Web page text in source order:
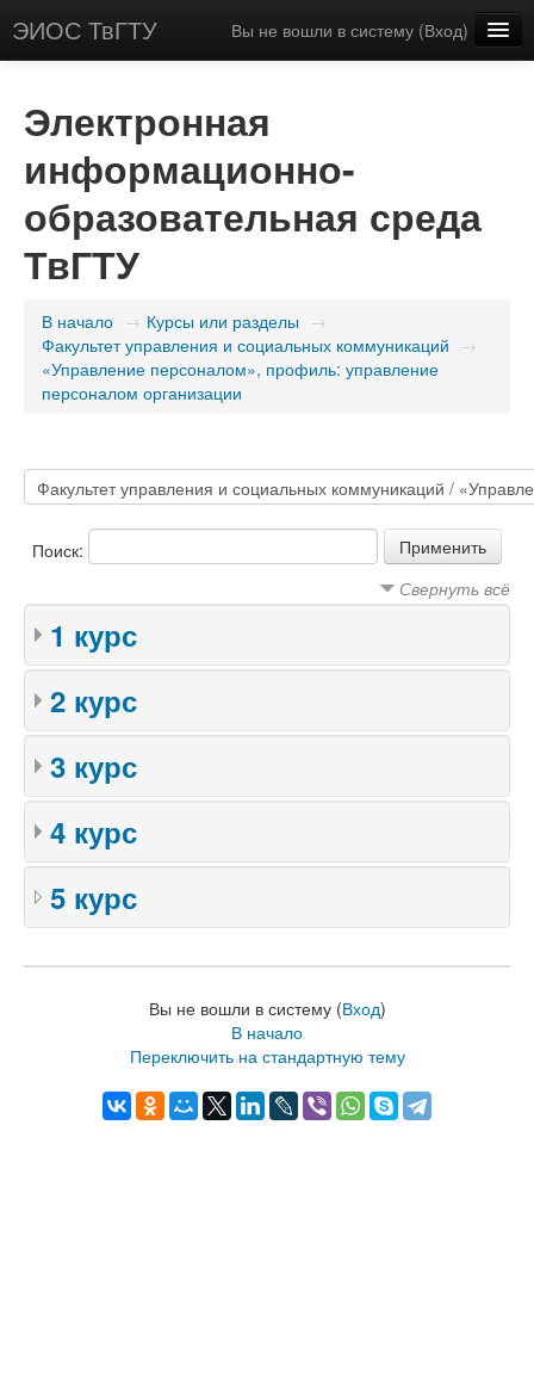
ЭИОС ТвГТУ Вы не вошли в систему (Вход)
Электронная
информационно-
образовательная среда
ТвГТУ
В начало → Курсы или разделы →
Факультет управления и социальных коммуникаций →
«Управление персоналом», профиль: управление
персоналом организации
Поиск:
Свернуть всё
1 курс
2 курс
3 курс
4 курс
5 курс
Вы не вошли в систему (Вход)
В начало
Переключить на стандартную тему